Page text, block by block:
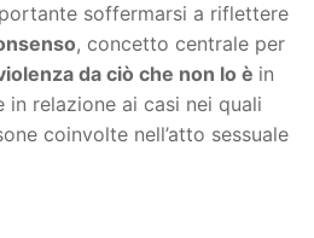
soffermarsi a riflettere
, concetto centrale per
da ciò che non lo è in
in relazione ai casi nei quali
coinvolte nell’atto sessuale